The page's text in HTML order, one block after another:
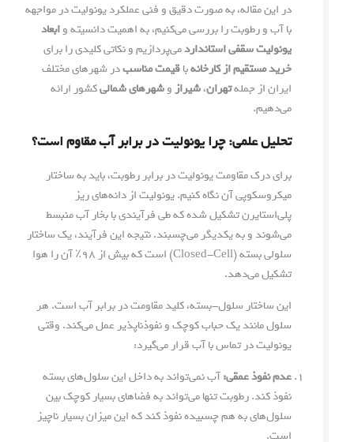
در این مقاله، به صورت دقیق و فنی عملکرد یونولیت در مواجهه
با آب و رطوبت را بررسی می‌کنیم، به اهمیت دانسیته وابعاد
یونولیت سقفی استانداردمی‌پردازیم و نکاتی کلیدی را برای
خرید مستقیم از کارخانهباقیمت مناسبدر شهرهای مختلف
ایران از جملهتهران،شیرازوشهرهای شمالیکشور ارائه
می‌دهیم.
تحلیل علمی: چرا یونولیت در برابر آب مقاوم است؟
برای درک مقاومت یونولیت در برابر رطوبت، باید به ساختار
میکروسکوپی آن نگاه کنیم. یونولیت از دانه‌های ریز
پلی‌استایرن تشکیل شده که طی فرآیندی با بخار آب منبسط
می‌شوند و به یکدیگر می‌چسبند. نتیجه این فرآیند، یک ساختار
سلولی بسته (Closed-Cell) است که بیش از ۹۸٪ آن را هوا
تشکیل می‌دهد.
این ساختار سلول-بسته، کلید مقاومت در برابر آب است. هر
سلول مانند یک حباب کوچک و نفوذناپذیر عمل می‌کند. وقتی
یونولیت در تماس با آب قرار می‌گیرد:
عدم نفوذ عمقی:آب نمی‌تواند به داخل این سلول‌های بسته
نفوذ کند. رطوبت تنها می‌تواند به فضاهای بسیار کوچک بین
سلول‌های به هم چسبیده نفوذ کند که این میزان بسیار ناچیز
است.